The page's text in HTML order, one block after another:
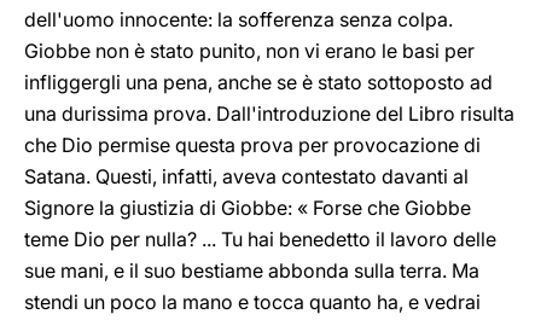
dell'uomo innocente: la sofferenza senza colpa.
Giobbe non è stato punito, non vi erano le basi per
infliggergli una pena, anche se è stato sottoposto ad
una durissima prova. Dall'introduzione del Libro risulta
che Dio permise questa prova per provocazione di
Satana. Questi, infatti, aveva contestato davanti al
Signore la giustizia di Giobbe: « Forse che Giobbe
teme Dio per nulla? ... Tu hai benedetto il lavoro delle
sue mani, e il suo bestiame abbonda sulla terra. Ma
stendi un poco la mano e tocca quanto ha, e vedrai